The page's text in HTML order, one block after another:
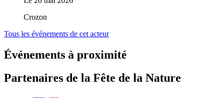
Crozon
Tous les événements de cet acteur
Événements à proximité
Partenaires de la Fête de la Nature